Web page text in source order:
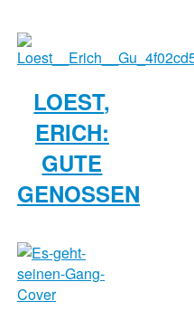
LOEST,
ERICH:
GUTE
GENOSSEN